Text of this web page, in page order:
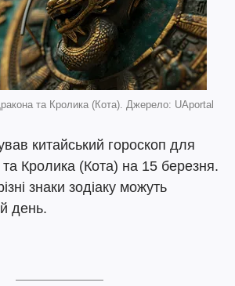
та Кролика (Кота). Джерело: UAportal
китайський гороскоп для
Кролика (Кота) на 15 березня.
знаки зодіаку можуть
день.